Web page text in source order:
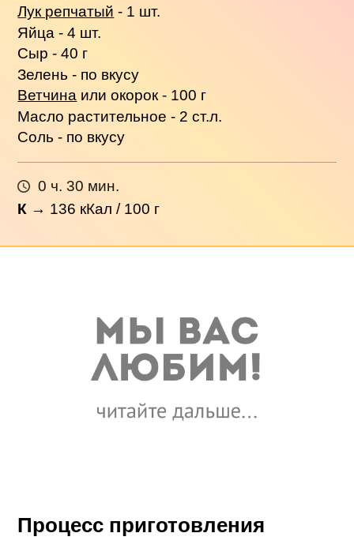
Лук репчатый - 1 шт.
Яйца - 4 шт.
Сыр - 40 г
Зелень - по вкусу
Ветчина или окорок - 100 г
Масло растительное - 2 ст.л.
Соль - по вкусу
0 ч. 30 мин.
К → 136 кКал / 100 г
Процесс приготовления